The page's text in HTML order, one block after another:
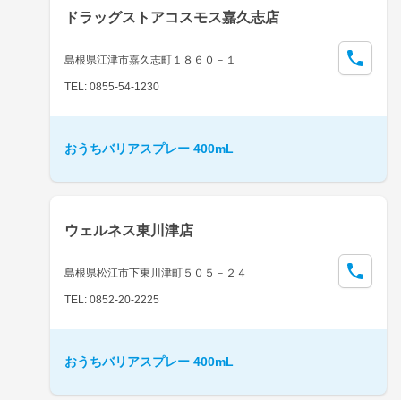
ドラッグストアコスモス嘉久志店
島根県江津市嘉久志町１８６０－１
TEL: 0855-54-1230
おうちバリアスプレー 400mL
ウェルネス東川津店
島根県松江市下東川津町５０５－２４
TEL: 0852-20-2225
おうちバリアスプレー 400mL